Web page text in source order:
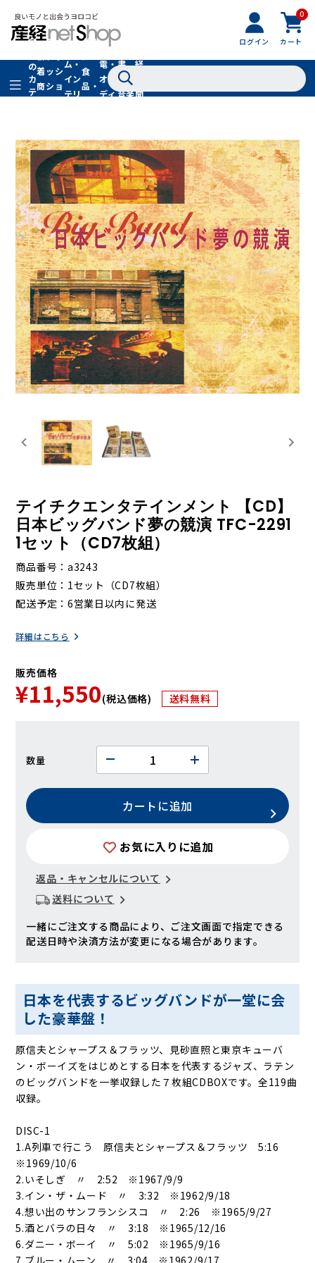
ログイン
0
カート
全
の
カ
テ
着
商
品
フ
ッ
シ
ョ
フ
ァ
シ
ョ
ン
ム・
イン
テリ
グル
食
品・
ドリ
家
電・
オー
ディ
書
籍・
音楽
経
聞
テイチクエンタテインメント 【CD】
日本ビッグバンド夢の競演 TFC-2291
1セット（CD7枚組）
商品番号
a3243
販売単位
1セット（CD7枚組）
配送予定
6営業日以内に発送
詳細はこちら
販売価格
¥11,550(税込価格) 送料無料
数量
カートに追加
お気に入りに追加
返品・キャンセルについて
送料について
一緒にご注文する商品により、ご注文画面で指定できる
配送日時や決済方法が変更になる場合があります。
日本を代表するビッグバンドが一堂に会
した豪華盤！
原信夫とシャープス＆フラッツ、見砂直照と東京キューバ
ン・ボーイズをはじめとする日本を代表するジャズ、ラテン
のビッグバンドを一挙収録した７枚組CDBOXです。全119曲
収録。
DISC-1
1.A列車で行こう 原信夫とシャープス＆フラッツ 5:16
※1969/10/6
2.いそしぎ 〃 2:52 ※1967/9/9
3.イン・ザ・ムード 〃 3:32 ※1962/9/18
4.想い出のサンフランシスコ 〃 2:26 ※1965/9/27
5.酒とバラの日々 〃 3:18 ※1965/12/16
6.ダニー・ボーイ 〃 5:02 ※1965/9/16